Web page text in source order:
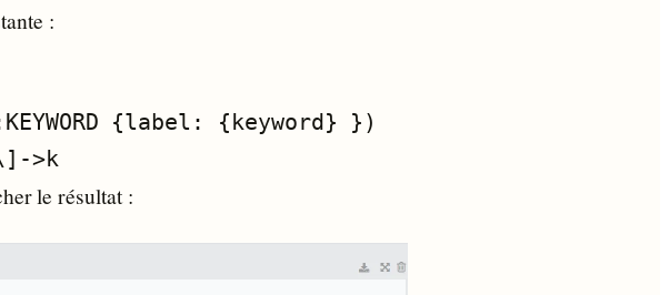
:
{label: {keyword} })
CREATE UNIQUE p-\[:SPECIALISES\_IN\]->k
le résultat :